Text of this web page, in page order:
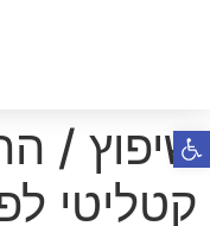
שיפוץ /
פתח סרגל נגישות